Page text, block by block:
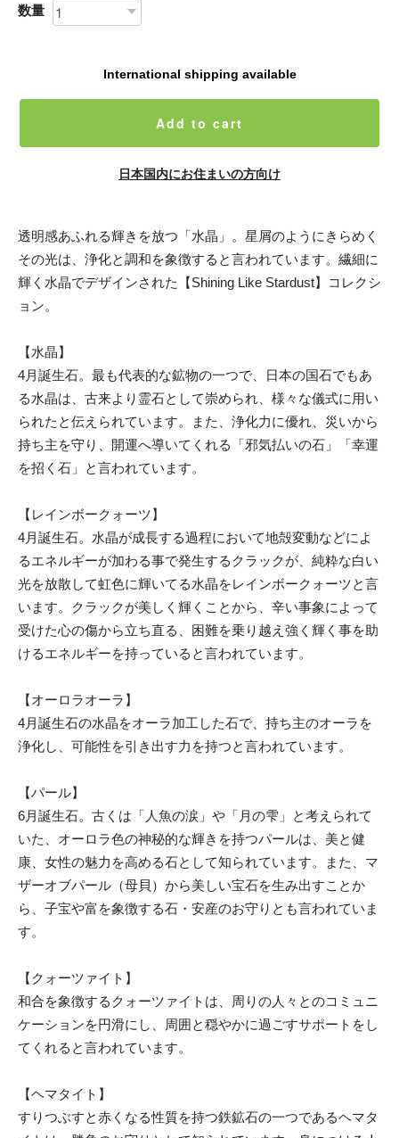
数量
International shipping available
Add to cart
日本国内にお住まいの方向け
透明感あふれる輝きを放つ「水晶」。星屑のようにきらめく
その光は、浄化と調和を象徴すると言われています。繊細に
輝く水晶でデザインされた【Shining Like Stardust】コレクシ
ョン。
【水晶】
4月誕生石。最も代表的な鉱物の一つで、日本の国石でもあ
る水晶は、古来より霊石として崇められ、様々な儀式に用い
られたと伝えられています。また、浄化力に優れ、災いから
持ち主を守り、開運へ導いてくれる「邪気払いの石」「幸運
を招く石」と言われています。
【レインボークォーツ】
4月誕生石。水晶が成長する過程において地殻変動などによ
るエネルギーが加わる事で発生するクラックが、純粋な白い
光を放散して虹色に輝いてる水晶をレインボークォーツと言
います。クラックが美しく輝くことから、辛い事象によって
受けた心の傷から立ち直る、困難を乗り越え強く輝く事を助
けるエネルギーを持っていると言われています。
【オーロラオーラ】
4月誕生石の水晶をオーラ加工した石で、持ち主のオーラを
浄化し、可能性を引き出す力を持つと言われています。
【パール】
6月誕生石。古くは「人魚の涙」や「月の雫」と考えられて
いた、オーロラ色の神秘的な輝きを持つパールは、美と健
康、女性の魅力を高める石として知られています。また、マ
ザーオブパール（母貝）から美しい宝石を生み出すことか
ら、子宝や富を象徴する石・安産のお守りとも言われていま
す。
【クォーツァイト】
和合を象徴するクォーツァイトは、周りの人々とのコミュニ
ケーションを円滑にし、周囲と穏やかに過ごすサポートをし
てくれると言われています。
【ヘマタイト】
すりつぶすと赤くなる性質を持つ鉄鉱石の一つであるヘマタ